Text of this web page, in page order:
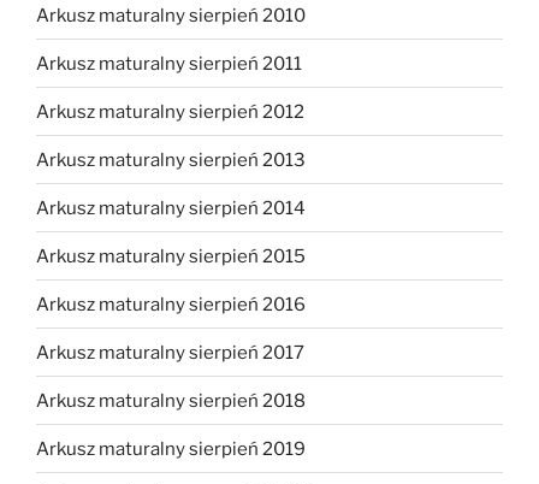
Arkusz maturalny sierpień 2010
Arkusz maturalny sierpień 2011
Arkusz maturalny sierpień 2012
Arkusz maturalny sierpień 2013
Arkusz maturalny sierpień 2014
Arkusz maturalny sierpień 2015
Arkusz maturalny sierpień 2016
Arkusz maturalny sierpień 2017
Arkusz maturalny sierpień 2018
Arkusz maturalny sierpień 2019